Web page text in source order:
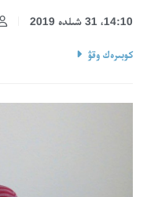
14:10، 31 شىلدە 2019
كوبىرەك وقۋ